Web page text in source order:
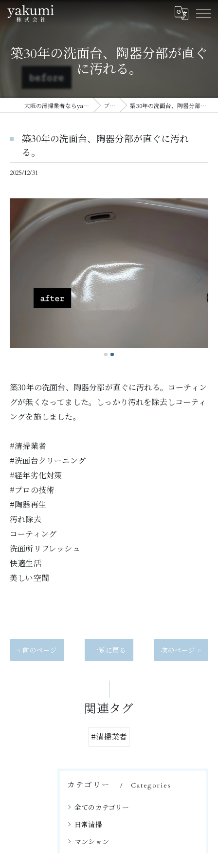
築30年の洗面台、陶器分部が直ぐ
に汚れる。
大阪の清掃業者ならyakumi株式会社 ブログ 築30年の洗面台、陶器分部が直ぐに汚れる。
築30年の洗面台、陶器分部が直ぐに汚れ
る。
2025/12/31
築30年の洗面台、陶器分部が直ぐに汚れる。コーティン
グが無くなってました。しっかり汚れを除去しコーティ
ングを施しました。
#清掃業者
#洗面台クリーニング
#経年劣化対策
#プロの技術
#陶器再生
汚れ除去
コーティング
洗面所リフレッシュ
快適生活
美しい空間
< 前のページ 一覧に戻る 次のページ >
関連タグ
#清掃業者
カテゴリー Categories
全てのカテゴリー
日常清掃
マンション